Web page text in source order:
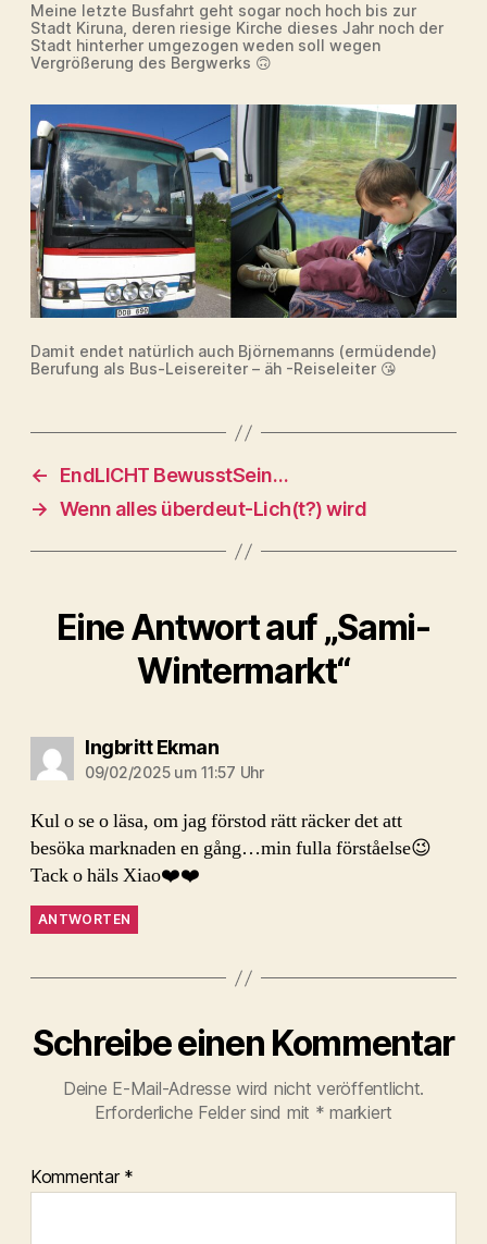
Meine letzte Busfahrt geht sogar noch hoch bis zur
Stadt Kiruna, deren riesige Kirche dieses Jahr noch der
Stadt hinterher umgezogen weden soll wegen
Vergrößerung des Bergwerks 🙃
Damit endet natürlich auch Björnemanns (ermüdende)
Berufung als Bus-Leisereiter – äh -Reiseleiter 😘
←
EndLICHT BewusstSein…
→ Wenn alles überdeut-Lich(t?) wird
Eine Antwort auf „Sami-
Wintermarkt“
Ingbritt Ekmansagt:
09/02/2025 um 11:57 Uhr
Kul o se o läsa, om jag förstod rätt räcker det att
besöka marknaden en gång…min fulla förståelse😉
Tack o häls Xiao❤️❤️
ANTWORTEN
Schreibe einen Kommentar
Deine E-Mail-Adresse wird nicht veröffentlicht.
Erforderliche Felder sind mit * markiert
Kommentar *